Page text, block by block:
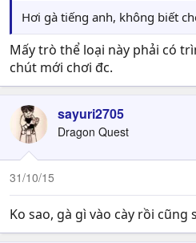
Hơi gà tiếng anh, không biết
Mấy trò thể loại này phải có
chút mới chơi đc.
sayuri2705
Dragon Quest
31/10/15
Ko sao, gà gì vào cày rồi cũng